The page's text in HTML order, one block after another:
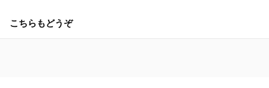
こちらもどうぞ